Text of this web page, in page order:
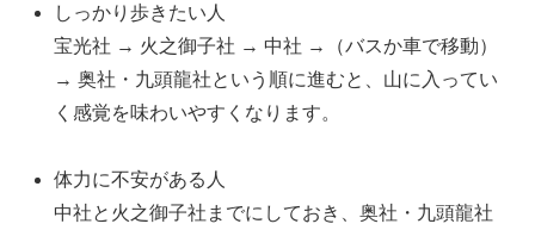
しっかり歩きたい人
宝光社 → 火之御子社 → 中社 →（バスか車で移動）
→ 奥社・九頭龍社という順に進むと、山に入ってい
く感覚を味わいやすくなります。
体力に不安がある人
中社と火之御子社までにしておき、奥社・九頭龍社